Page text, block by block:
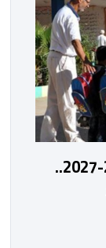
تفاصيل الدخول المدرسي 2026-2027..